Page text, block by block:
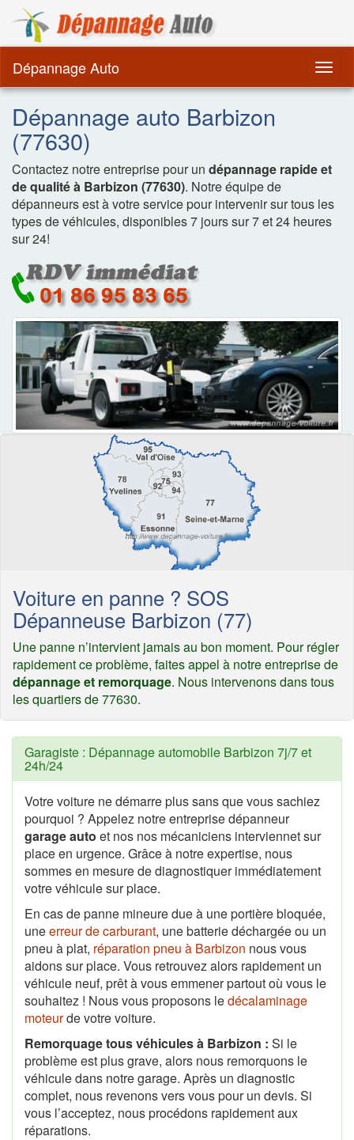
Dépannage Auto
Dépannage auto Barbizon
(77630)
Contactez notre entreprise pour un dépannage rapide et
de qualité à Barbizon (77630). Notre équipe de
dépanneurs est à votre service pour intervenir sur tous les
types de véhicules, disponibles 7 jours sur 7 et 24 heures
sur 24!
Voiture en panne ? SOS
Dépanneuse Barbizon (77)
Une panne n’intervient jamais au bon moment. Pour régler
rapidement ce problème, faites appel à notre entreprise de
dépannage et remorquage. Nous intervenons dans tous
les quartiers de 77630.
Garagiste : Dépannage automobile Barbizon 7j/7 et
24h/24
Votre voiture ne démarre plus sans que vous sachiez
pourquoi ? Appelez notre entreprise dépanneur
garage auto et nos nos mécaniciens interviennet sur
place en urgence. Grâce à notre expertise, nous
sommes en mesure de diagnostiquer immédiatement
votre véhicule sur place.
En cas de panne mineure due à une portière bloquée,
uneerreur de carburant, une batterie déchargée ou un
pneu à plat, réparation pneu à Barbizon nous vous
aidons sur place. Vous retrouvez alors rapidement un
véhicule neuf, prêt à vous emmener partout où vous le
souhaitez ! Nous vous proposons ledécalaminage
moteurde votre voiture.
Remorquage tous véhicules à Barbizon : Si le
problème est plus grave, alors nous remorquons le
véhicule dans notre garage. Après un diagnostic
complet, nous revenons vers vous pour un devis. Si
vous l’acceptez, nous procédons rapidement aux
réparations.